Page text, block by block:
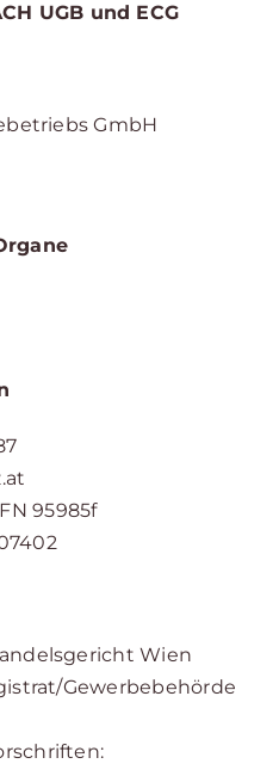
UGB und ECG
GmbH
95985f
Wien
Gewerbebehörde